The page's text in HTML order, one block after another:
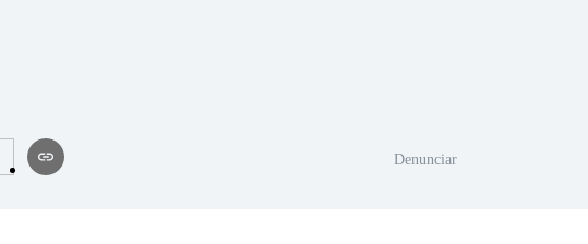
Denunciar